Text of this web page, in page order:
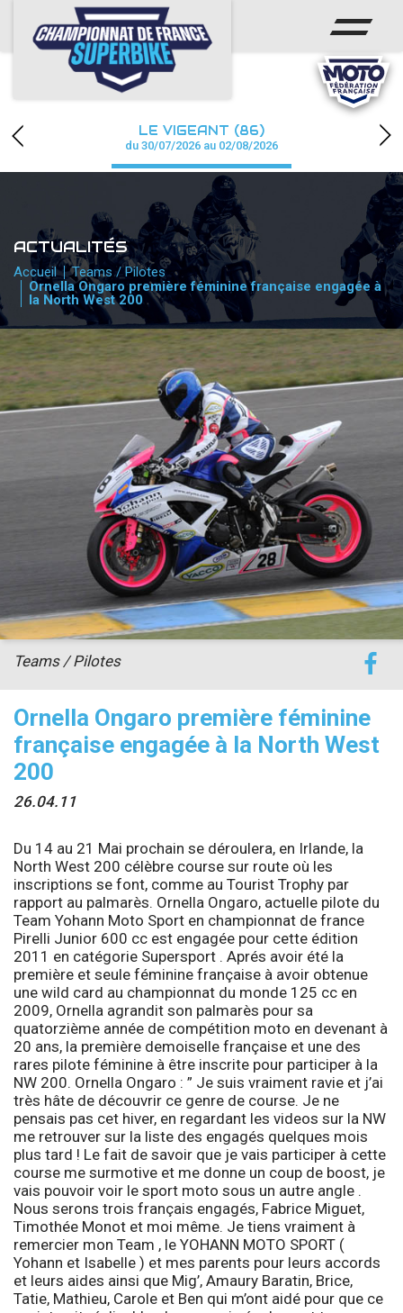
ACCUEIL
CHAMPIONNAT
CALENDRIER
PHOTOS / WEB TV
PARTENAIRES
PRESSE
PRESSE
accéder à la billetterie
LE VIGEANT (86)
du 30/07/2026 au 02/08/2026
ACTUALITÉS
Accueil
Teams / Pilotes
Ornella Ongaro première féminine française engagée à
la North West 200
Ornella Ongaro première féminine
française engagée à la North West
200
26.04.11
Teams / Pilotes
Du 14 au 21 Mai prochain se déroulera, en Irlande, la
North West 200 célèbre course sur route où les
inscriptions se font, comme au Tourist Trophy par
rapport au palmarès. Ornella Ongaro, actuelle pilote du
Team Yohann Moto Sport en championnat de france
Pirelli Junior 600 cc est engagée pour cette édition
2011 en catégorie Supersport . Aprés avoir été la
première et seule féminine française à avoir obtenue
une wild card au championnat du monde 125 cc en
2009, Ornella agrandit son palmarès pour sa
quatorzième année de compétition moto en devenant à
20 ans, la première demoiselle française et une des
rares pilote féminine à être inscrite pour participer à la
NW 200. Ornella Ongaro : ” Je suis vraiment ravie et j’ai
très hâte de découvrir ce genre de course. Je ne
pensais pas cet hiver, en regardant les videos sur la NW
me retrouver sur la liste des engagés quelques mois
plus tard ! Le fait de savoir que je vais participer à cette
course me surmotive et me donne un coup de boost, je
vais pouvoir voir le sport moto sous un autre angle .
Nous serons trois français engagés, Fabrice Miguet,
Timothée Monot et moi même. Je tiens vraiment à
remercier mon Team , le YOHANN MOTO SPORT (
Yohann et Isabelle ) et mes parents pour leurs accords
et leurs aides ainsi que Mig’, Amaury Baratin, Brice,
Tatie, Mathieu, Carole et Ben qui m’ont aidé pour que ce